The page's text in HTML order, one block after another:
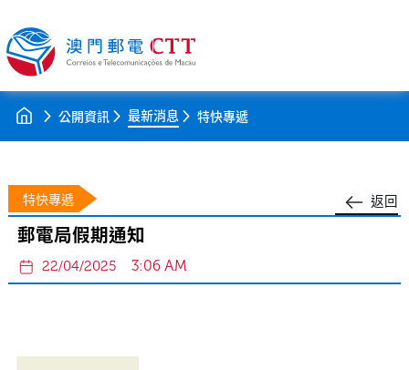
公開資訊 最新消息 特快專遞
返回
特快專遞
郵電局假期通知
22/04/2025 3:06 AM